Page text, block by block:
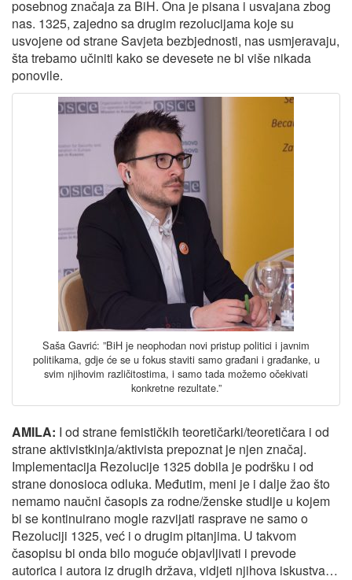
posebnog značaja za BiH. Ona je pisana i usvajana zbog
nas. 1325, zajedno sa drugim rezolucijama koje su
usvojene od strane Savjeta bezbjednosti, nas usmjeravaju,
šta trebamo učiniti kako se devesete ne bi više nikada
ponovile.
Saša Gavrić: ”BiH je neophodan novi pristup politici i javnim
politikama, gdje će se u fokus staviti samo građani i građanke, u
svim njihovim različitostima, i samo tada možemo očekivati
konkretne rezultate.”
AMILA: I od strane femističkih teoretičarki/teoretičara i od
strane aktivistkinja/aktivista prepoznat je njen značaj.
Implementacija Rezolucije 1325 dobila je podršku i od
strane donosioca odluka. Međutim, meni je i dalje žao što
nemamo naučni časopis za rodne/ženske studije u kojem
bi se kontinuirano mogle razvijati rasprave ne samo o
Rezoluciji 1325, već i o drugim pitanjima. U takvom
časopisu bi onda bilo moguće objavljivati i prevode
autorica i autora iz drugih država, vidjeti njihova iskustva…